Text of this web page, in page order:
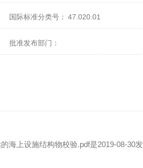
国际标准分类号： 47.020.01
批准发布部门：
海上设施结构物校验.pdf是2019-08-30